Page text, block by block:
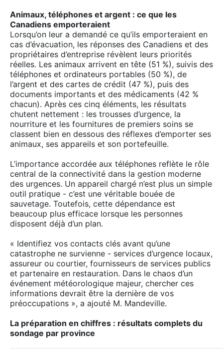
Animaux, téléphones et argent : ce que les
Canadiens emporteraient
Lorsqu’on leur a demandé ce qu’ils emporteraient en
cas d’évacuation, les réponses des Canadiens et des
propriétaires d’entreprise révèlent leurs priorités
réelles. Les animaux arrivent en tête (51 %), suivis des
téléphones et ordinateurs portables (50 %), de
l’argent et des cartes de crédit (47 %), puis des
documents importants et des médicaments (42 %
chacun). Après ces cinq éléments, les résultats
chutent nettement : les trousses d’urgence, la
nourriture et les fournitures de premiers soins se
classent bien en dessous des réflexes d’emporter ses
animaux, ses appareils et son portefeuille.
L’importance accordée aux téléphones reflète le rôle
central de la connectivité dans la gestion moderne
des urgences. Un appareil chargé n’est plus un simple
outil pratique - c’est une véritable bouée de
sauvetage. Toutefois, cette dépendance est
beaucoup plus efficace lorsque les personnes
disposent déjà d’un plan.
« Identifiez vos contacts clés avant qu’une
catastrophe ne survienne - services d’urgence locaux,
assureur ou courtier, fournisseurs de services publics
et partenaire en restauration. Dans le chaos d’un
événement météorologique majeur, chercher ces
informations devrait être la dernière de vos
préoccupations », a ajouté M. Mandeville.
La préparation en chiffres : résultats complets du
sondage par province